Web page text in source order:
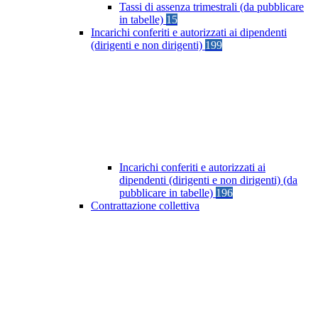
Tassi di assenza trimestrali (da pubblicare
in tabelle) 15
Incarichi conferiti e autorizzati ai dipendenti
(dirigenti e non dirigenti) 199
Incarichi conferiti e autorizzati ai
dipendenti (dirigenti e non dirigenti) (da
pubblicare in tabelle) 196
Contrattazione collettiva